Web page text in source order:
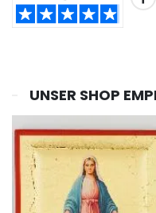
TEILEN:
UNSER SHOP